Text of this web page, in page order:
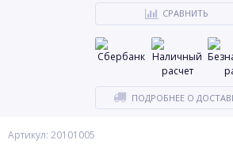
Артикул: 20101005
СРАВНИТЬ
ПОДРОБНЕЕ О